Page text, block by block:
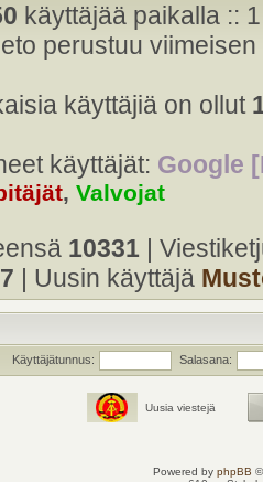
käyttäjää paikalla ::
perustuu
käyttäjiä on ollut
käyttäjät: Google
, Valvojat
10331 |
| Uusin käyttäjä
Käyttäjätunnus: Salasana:
Uusia viestejä
Powered by phpBB